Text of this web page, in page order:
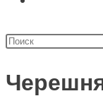
по
Поиск
сайте